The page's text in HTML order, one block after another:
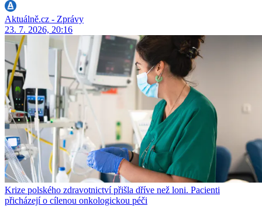
Aktuálně.cz - Zprávy
23. 7. 2026, 20:16
Krize polského zdravotnictví přišla dříve než loni. Pacienti
přicházejí o cílenou onkologickou péči